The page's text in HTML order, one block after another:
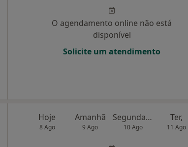
O agendamento online não está
disponível
Solicite um atendimento
Hoje
8 Ago
Amanhã
9 Ago
Segunda-feira
10 Ago
Ter,
11 Ago